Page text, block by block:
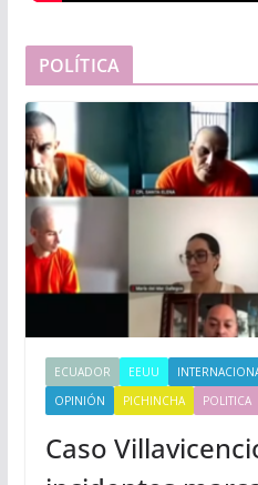
POLÍTICA
ECUADOR EEUU
OPINIÓN
PICHINCHA POLITICA
Caso